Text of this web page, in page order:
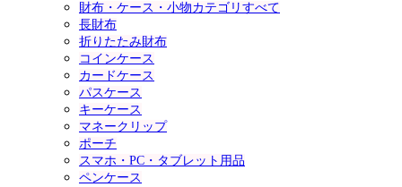
財布・ケース・小物カテゴリすべて
長財布
折りたたみ財布
コインケース
カードケース
パスケース
キーケース
マネークリップ
ポーチ
スマホ・PC・タブレット用品
ペンケース